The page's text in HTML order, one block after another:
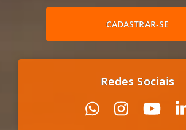
CADASTRAR-SE
Redes Sociais